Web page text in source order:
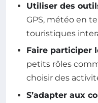
Utiliser des
GPS, météo en
touristiques
Faire participer
petits rôles
choisir des
S’adapter aux